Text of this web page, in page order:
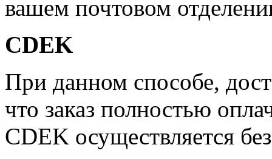
вашем почтовом
CDEK
При данном способе,
что заказ полностью
CDEK осуществляется